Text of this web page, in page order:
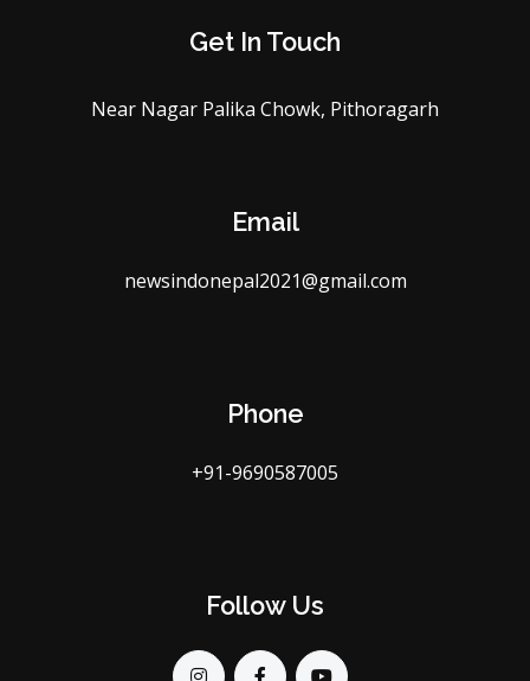
Get In Touch
Near Nagar Palika Chowk, Pithoragarh
Email
newsindonepal2021@gmail.com
Phone
+91-9690587005
Follow Us